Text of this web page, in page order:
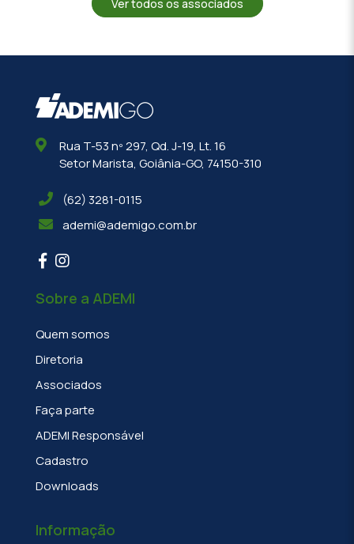
Ver todos os associados
Rua T-53 nº 297, Qd. J-19, Lt. 16
Setor Marista, Goiânia-GO, 74150-310
(62) 3281-0115
ademi@ademigo.com.br
Sobre a ADEMI
Quem somos
Diretoria
Associados
Faça parte
ADEMI Responsável
Cadastro
Downloads
Informação